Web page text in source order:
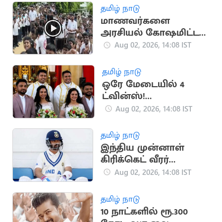
என்னென்ன?
தமிழ் நாடு
மாணவர்களை
அரசியல் கோஷமிட்ட
வைத்த அமைச்சர்
Aug 02, 2026, 14:08 IST
தமிழ் நாடு
ஒரே மேடையில் 4
ட்வின்ஸ்!
இணையத்தில்
Aug 02, 2026, 14:08 IST
தமிழ் நாடு
இந்திய முன்னாள்
கிரிக்கெட் வீரர்
ரஹானேவுக்கு
Aug 02, 2026, 14:08 IST
தமிழ் நாடு
10 நாட்களில் ரூ.300